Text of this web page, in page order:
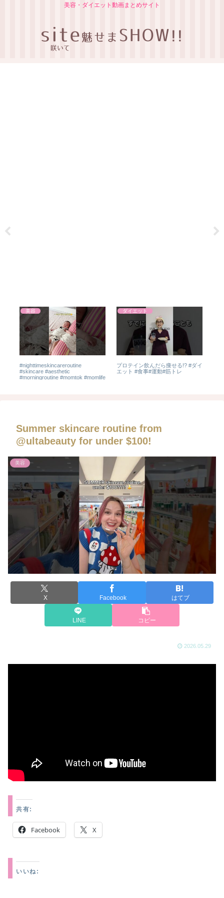
美容・ダイエット動画まとめサイト
美容
#nighttimeskincareroutine
#skincare #aesthetic
#morningroutine #momtok #momlife
ダイエット
プロテイン飲んだら痩せる!? #ダイ
エット #食事#運動#筋トレ
Summer skincare routine from
@ultabeauty for under $100!
美容
X Facebook はてブ
LINE コピー
2026.05.29
共有:
Facebook X
いいね: